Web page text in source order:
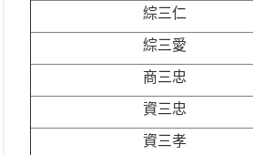
綜三仁
綜三愛
商三忠
資三忠
資三孝